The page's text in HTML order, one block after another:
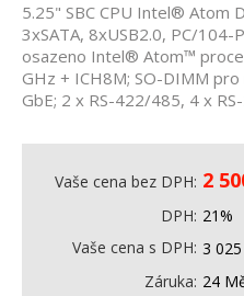
5.25" SBC CPU Intel® Atom
3xSATA, 8xUSB2.0, PC/104-
osazeno Intel® Atom™
GHz + ICH8M; SO-DIMM
GbE; 2 x RS-422/485, 4 x
Vaše cena bez DPH 2
DPH 21%
Vaše cena s DPH 3 025
Záruka 24